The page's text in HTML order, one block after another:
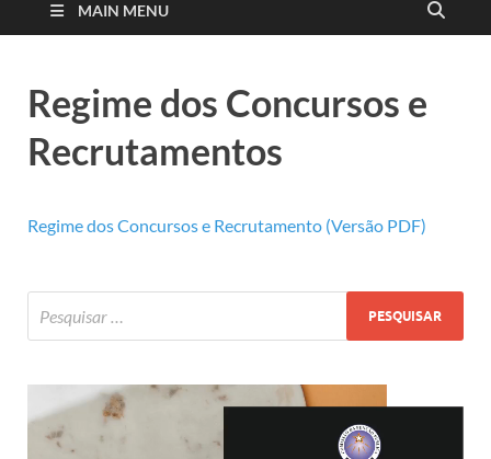
MAIN MENU
Regime dos Concursos e
Recrutamentos
Regime dos Concursos e Recrutamento (Versão PDF)